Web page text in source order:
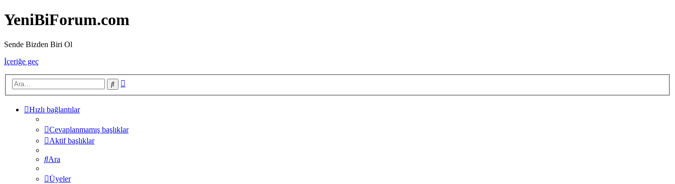
YeniBiForum.com
Sende Bizden Biri Ol
İçeriğe geç
Ara
Hızlı bağlantılar
Cevaplanmamış başlıklar
Aktif başlıklar
Ara
Üyeler